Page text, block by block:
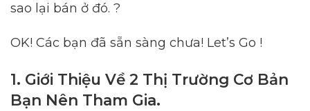
sao lại bán ở đó. ?
OK! Các bạn đã sẵn sàng chưa! Let’s Go !
1. Giới Thiệu Về 2 Thị Trường Cơ Bản
Bạn Nên Tham Gia.